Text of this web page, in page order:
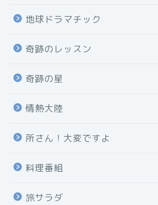
地球ドラマチック
奇跡のレッスン
奇跡の星
情熱大陸
所さん！大変ですよ
料理番組
旅サラダ